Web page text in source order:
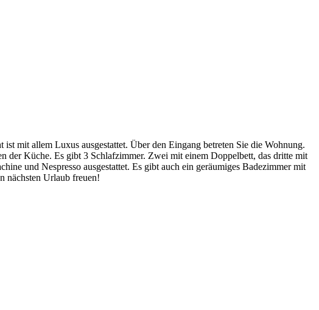
mit allem Luxus ausgestattet. Über den Eingang betreten Sie die Wohnung.
der Küche. Es gibt 3 Schlafzimmer. Zwei mit einem Doppelbett, das dritte mit
und Nespresso ausgestattet. Es gibt auch ein geräumiges Badezimmer mit
nächsten Urlaub freuen!